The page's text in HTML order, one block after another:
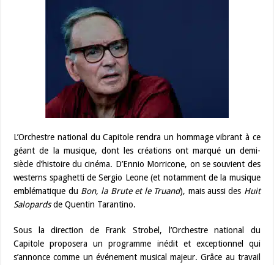
L’Orchestre national du Capitole rendra un hommage vibrant à ce
géant de la musique, dont les créations ont marqué un demi-
siècle d’histoire du cinéma. D’Ennio Morricone, on se souvient des
westerns spaghetti de Sergio Leone (et notamment de la musique
emblématique du Bon, la Brute et le Truand), mais aussi des Huit
Salopardsde Quentin Tarantino.
Sous la direction de Frank Strobel, l’Orchestre national du
Capitole proposera un programme inédit et exceptionnel qui
s’annonce comme un événement musical majeur. Grâce au travail